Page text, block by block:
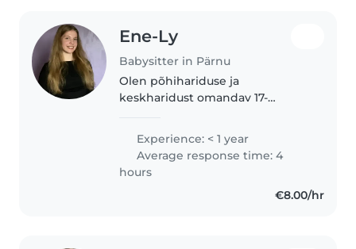
Ene-Ly
Babysitter in Pärnu
Olen põhihariduse ja
keskharidust omandav 17-
vastutustundlik, sportlik ja hooliv.
Ning valdan eesti ja inglise keelt.
Mul on kogemusi laste
hoidmisega alates pisikestest..
Experience: < 1 year
Average response time: 4
hours
€8.00/hr